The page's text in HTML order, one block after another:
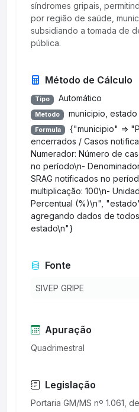
síndromes gripais,
por região de saúde,
subsidiando a tomada de
pública.
Método de Cálculo
Tipo Automático
Metodo municipio, estado
Formula
{"municipio" =>
encerrados / Casos
Numerador: Número de
no período\n-
SRAG notificados no
multiplicação: 100\n-
Percentual (%)\n",
agregando dados de
estado\n"}
Fonte
SIVEP GRIPE
Apuração
Quadrimestral
Legislação